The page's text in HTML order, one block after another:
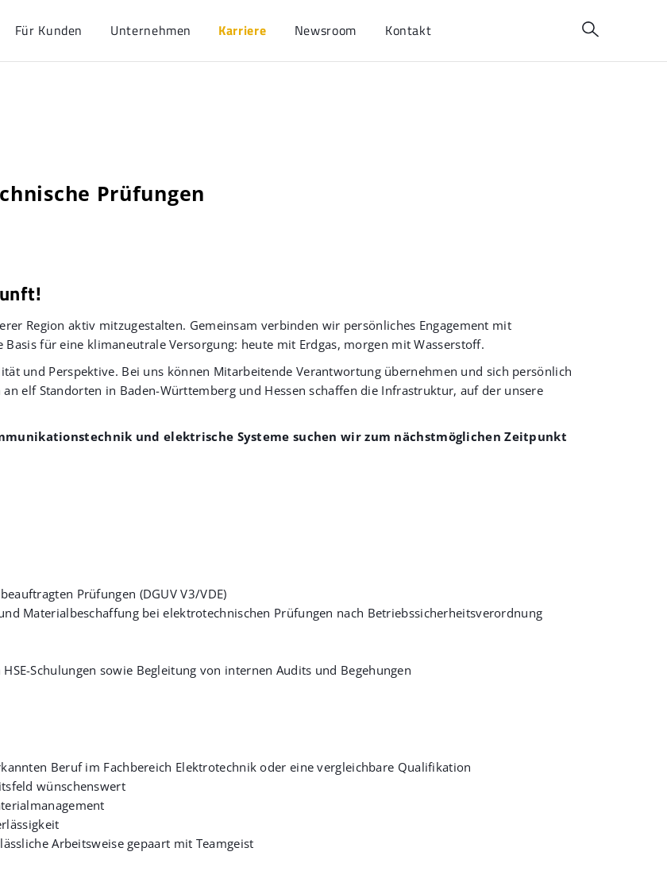
Für Kunden Unternehmen Karriere Newsroom Kontakt
Prüfungen
Region aktiv mitzugestalten. Gemeinsam verbinden wir persönliches Engagement mit
für eine klimaneutrale Versorgung: heute mit Erdgas, morgen mit Wasserstoff.
und Perspektive. Bei uns können Mitarbeitende Verantwortung übernehmen und sich persönlich
elf Standorten in Baden-Württemberg und Hessen schaffen die Infrastruktur, auf der unsere
und elektrische Systeme suchen wir zum nächstmöglichen Zeitpunkt
Prüfungen (DGUV V3/VDE)
Materialbeschaffung bei elektrotechnischen Prüfungen nach Betriebssicherheitsverordnung
Schulungen sowie Begleitung von internen Audits und Begehungen
Beruf im Fachbereich Elektrotechnik oder eine vergleichbare Qualifikation
wünschenswert
Arbeitsweise gepaart mit Teamgeist